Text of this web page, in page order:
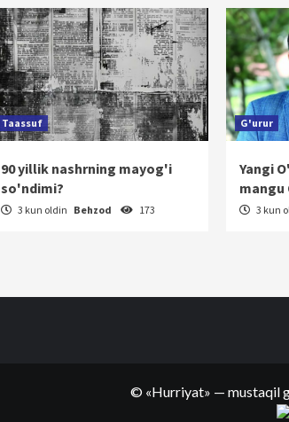
Taassuf
90 yillik nashrning mayog'i
so'ndimi?
3 kun oldin Behzod 173
G'urur
Yangi
mangu
3 kun
© «Hurriyat» — mustaqil